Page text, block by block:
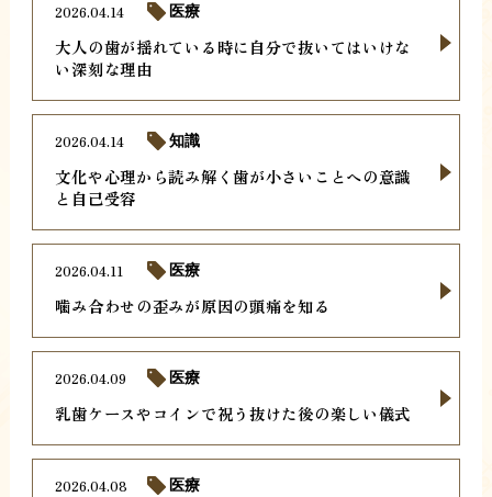
大人の歯が揺れている時に自分で抜いてはいけな
い深刻な理由
2026.04.14 医療
文化や心理から読み解く歯が小さいことへの意識
と自己受容
2026.04.14 知識
噛み合わせの歪みが原因の頭痛を知る
2026.04.11 医療
乳歯ケースやコインで祝う抜けた後の楽しい儀式
2026.04.09 医療
2026.04.08 医療